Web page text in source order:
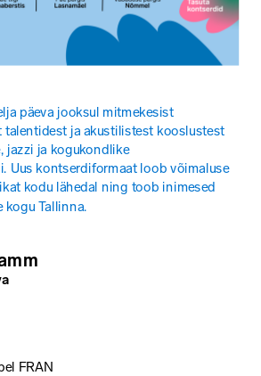
päeva jooksul mitmekesist
ja akustilistest kooslustest
jazzi ja kogukondlike
Uus kontserdiformaat loob võimaluse
kodu lähedal ning toob inimesed
kogu Tallinna.
FRAN